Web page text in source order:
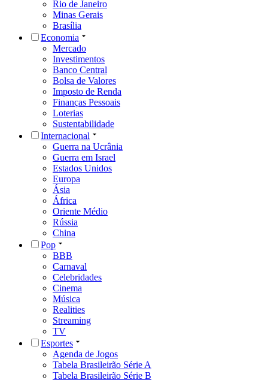
Rio de Janeiro
Minas Gerais
Brasília
Economia
Mercado
Investimentos
Banco Central
Bolsa de Valores
Imposto de Renda
Finanças Pessoais
Loterias
Sustentabilidade
Internacional
Guerra na Ucrânia
Guerra em Israel
Estados Unidos
Europa
Ásia
África
Oriente Médio
Rússia
China
Pop
BBB
Carnaval
Celebridades
Cinema
Música
Realities
Streaming
TV
Esportes
Agenda de Jogos
Tabela Brasileirão Série A
Tabela Brasileirão Série B